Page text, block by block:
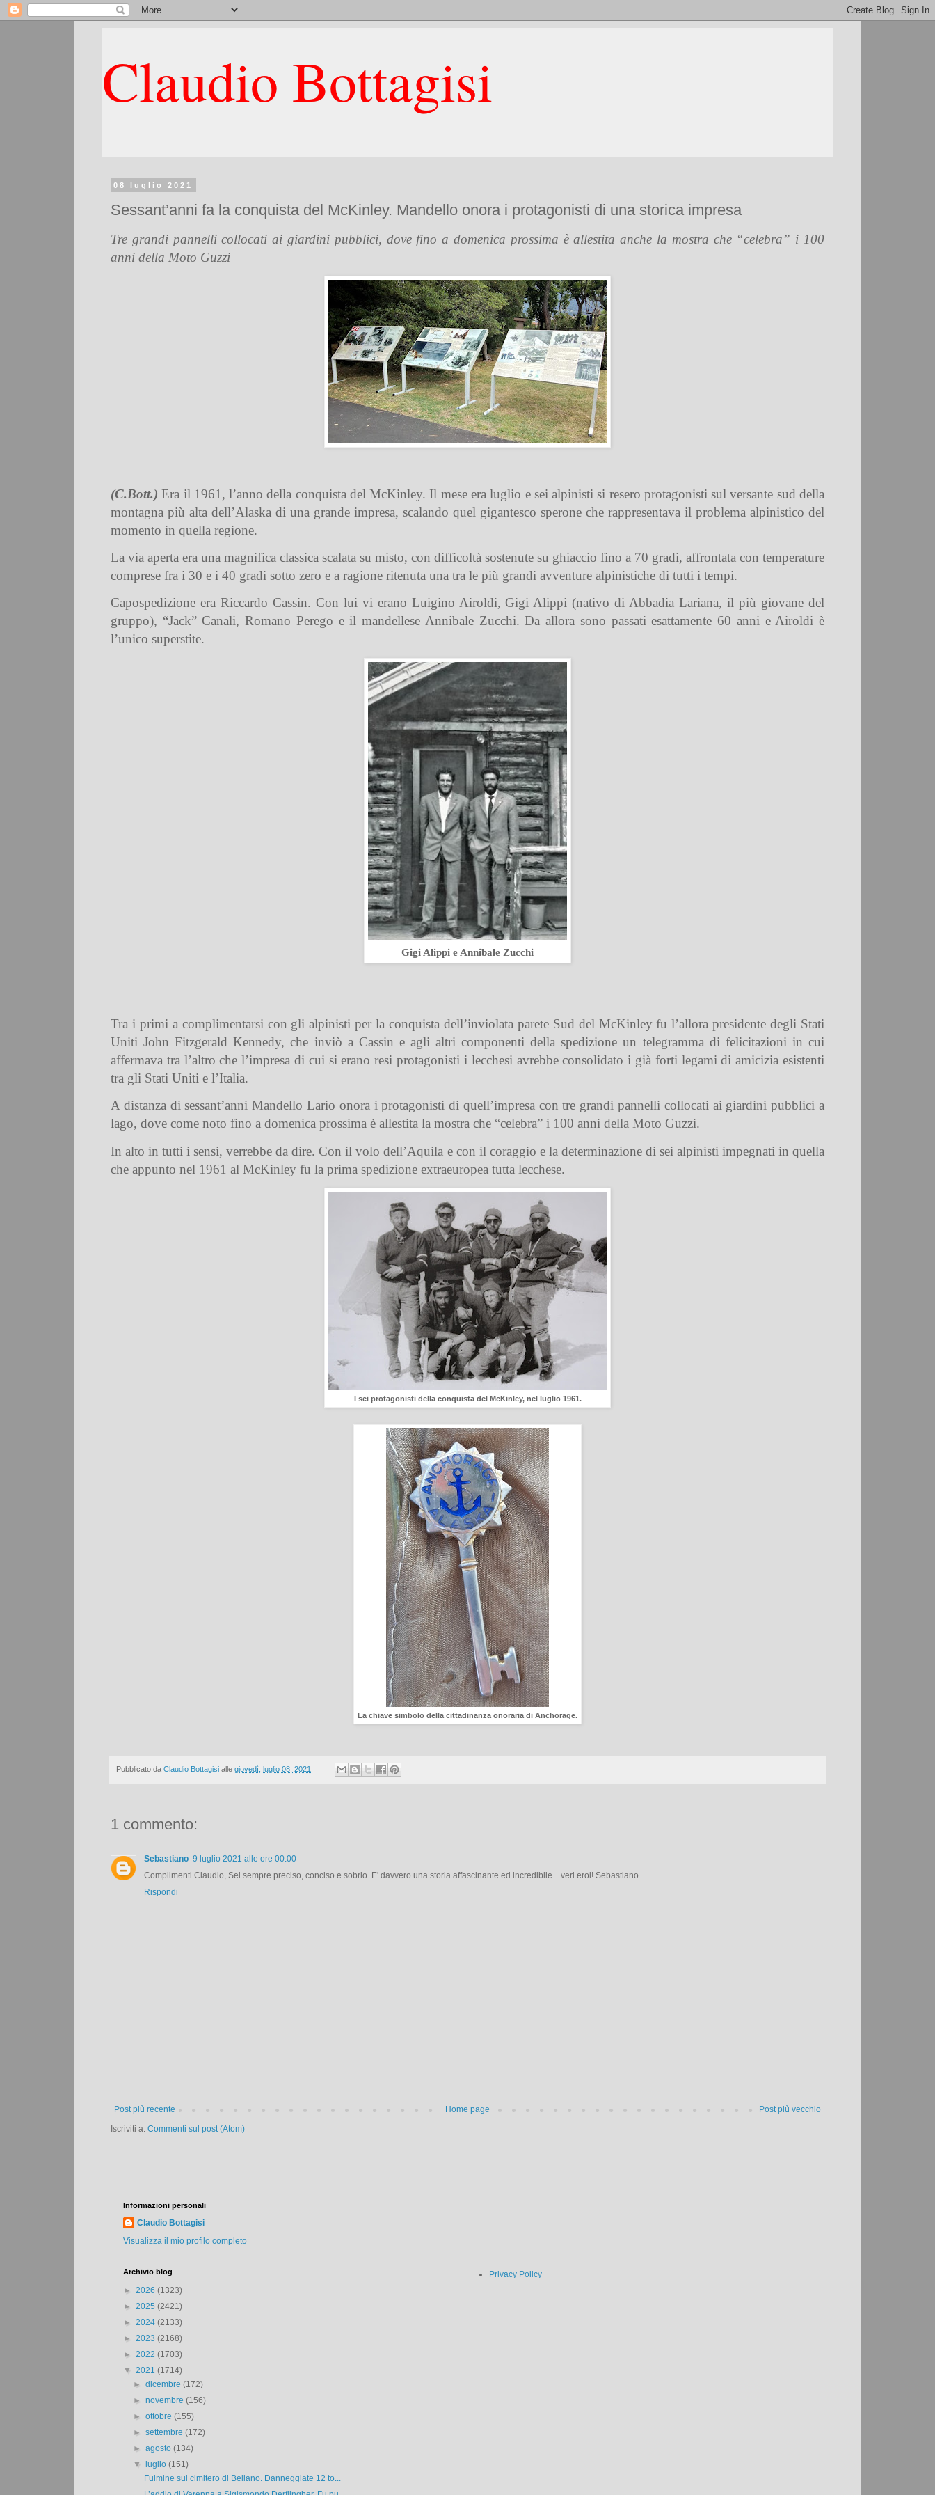
Claudio Bottagisi
08 luglio 2021
Sessant’anni fa la conquista del McKinley. Mandello onora i protagonisti di una storica impresa
Tre grandi pannelli collocati ai giardini pubblici, dove fino a domenica prossima è allestita anche la mostra che “celebra” i 100
anni della Moto Guzzi
(C.Bott.) Era il 1961, l’anno della conquista del McKinley. Il mese era luglio e sei alpinisti si resero protagonisti sul versante sud della
montagna più alta dell’Alaska di una grande impresa, scalando quel gigantesco sperone che rappresentava il problema alpinistico del
momento in quella regione.
La via aperta era una magnifica classica scalata su misto, con difficoltà sostenute su ghiaccio fino a 70 gradi, affrontata con temperature
comprese fra i 30 e i 40 gradi sotto zero e a ragione ritenuta una tra le più grandi avventure alpinistiche di tutti i tempi.
Capospedizione era Riccardo Cassin. Con lui vi erano Luigino Airoldi, Gigi Alippi (nativo di Abbadia Lariana, il più giovane del
gruppo), “Jack” Canali, Romano Perego e il mandellese Annibale Zucchi. Da allora sono passati esattamente 60 anni e Airoldi è
l’unico superstite.
Gigi Alippi e Annibale Zucchi
Tra i primi a complimentarsi con gli alpinisti per la conquista dell’inviolata parete Sud del McKinley fu l’allora presidente degli Stati
Uniti John Fitzgerald Kennedy, che inviò a Cassin e agli altri componenti della spedizione un telegramma di felicitazioni in cui
affermava tra l’altro che l’impresa di cui si erano resi protagonisti i lecchesi avrebbe consolidato i già forti legami di amicizia esistenti
tra gli Stati Uniti e l’Italia.
A distanza di sessant’anni Mandello Lario onora i protagonisti di quell’impresa con tre grandi pannelli collocati ai giardini pubblici a
lago, dove come noto fino a domenica prossima è allestita la mostra che “celebra” i 100 anni della Moto Guzzi.
In alto in tutti i sensi, verrebbe da dire. Con il volo dell’Aquila e con il coraggio e la determinazione di sei alpinisti impegnati in quella
che appunto nel 1961 al McKinley fu la prima spedizione extraeuropea tutta lecchese.
I sei protagonisti della conquista del McKinley, nel luglio 1961.
La chiave simbolo della cittadinanza onoraria di Anchorage.
Pubblicato da Claudio Bottagisi alle giovedì, luglio 08, 2021
1 commento:
Sebastiano 9 luglio 2021 alle ore 00:00
Complimenti Claudio, Sei sempre preciso, conciso e sobrio. E' davvero una storia affascinante ed incredibile... veri eroi! Sebastiano
Rispondi
Post più recente Post più vecchio
Home page
Iscriviti a: Commenti sul post (Atom)
Informazioni personali
Claudio Bottagisi
Visualizza il mio profilo completo
Archivio blog
► 2026 (1323)
► 2025 (2421)
► 2024 (2133)
► 2023 (2168)
► 2022 (1703)
▼ 2021 (1714)
►dicembre(172)
►novembre(156)
►ottobre(155)
►settembre(172)
►agosto(134)
▼
luglio(151)
Fulmine sul cimitero di Bellano. Danneggiate 12 to...
Privacy Policy